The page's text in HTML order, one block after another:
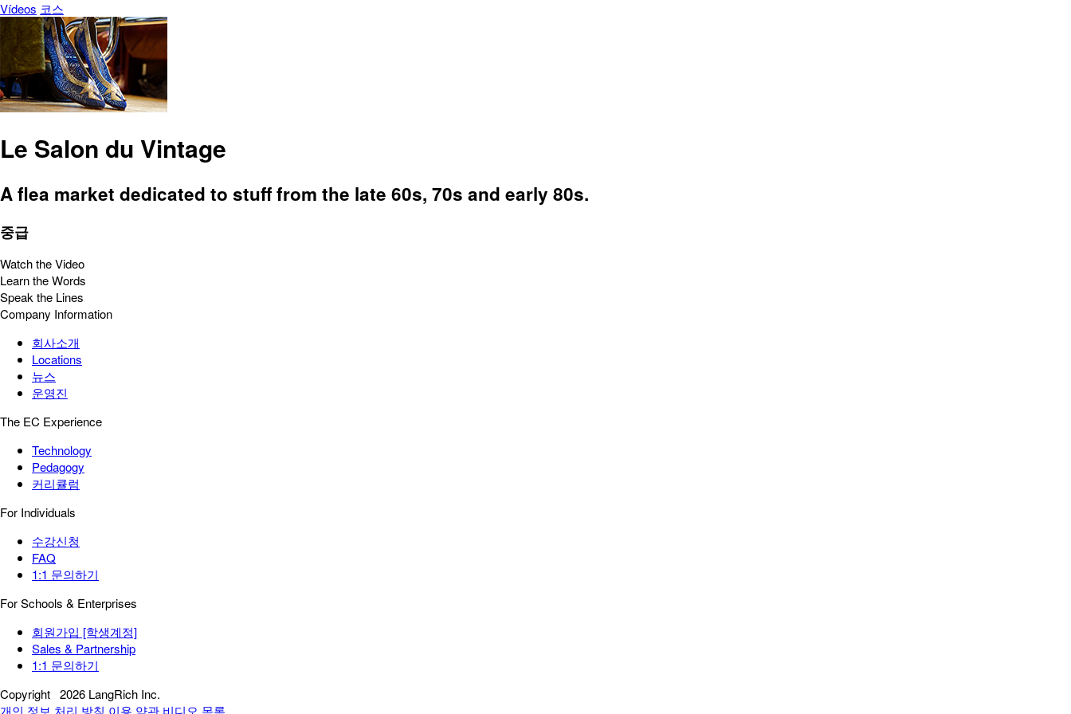
Vídeos 코스
Le Salon du Vintage
A flea market dedicated to stuff from the late 60s, 70s and early 80s.
중급
Watch the Video
Learn the Words
Speak the Lines
Company Information
회사소개
Locations
뉴스
운영진
The EC Experience
Technology
Pedagogy
커리큘럼
For Individuals
수강신청
FAQ
1:1 문의하기
For Schools & Enterprises
회원가입 [학생계정]
Sales & Partnership
1:1 문의하기
Copyright 2026 LangRich Inc.